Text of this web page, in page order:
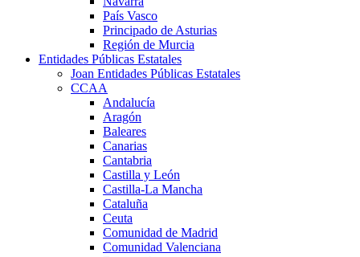
País Vasco
Principado de Asturias
Región de Murcia
Entidades Públicas Estatales
Joan Entidades Públicas Estatales
CCAA
Andalucía
Aragón
Baleares
Canarias
Cantabria
Castilla y León
Castilla-La Mancha
Cataluña
Ceuta
Comunidad de Madrid
Comunidad Valenciana